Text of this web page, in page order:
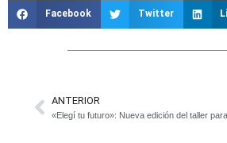
Facebook Twitter
ANTERIOR
«Elegí tu futuro»: Nueva edición del taller